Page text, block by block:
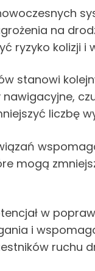
na
ryzyko kolizji i
stanowi
liczbę
mogą
w
i
ruchu